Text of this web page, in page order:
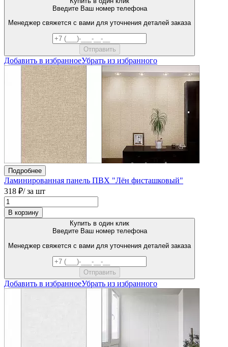
Введите Ваш номер телефона
Менеджер свяжется с вами для уточнения деталей заказа
Добавить в избранноеУбрать из избранного
Подробнее
Ламинированная панель ПВХ "Лён фисташковый"
318 ₽/ за шт
В корзину
Купить в один клик
Введите Ваш номер телефона
Менеджер свяжется с вами для уточнения деталей заказа
Добавить в избранноеУбрать из избранного